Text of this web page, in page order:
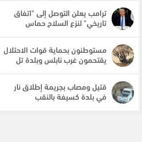
ترامب يعلن التوصل إلى "اتفاق
تاريخي" لنزع السلاح حماس
مستوطنون بحماية قوات الاحتلال
يقتحمون غرب نابلس وبلدة تل
قتيل ومصاب بجريمة إطلاق نار
في بلدة كسيفة بالنقب